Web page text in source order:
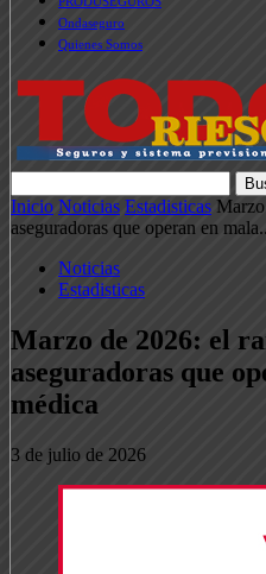
Ondaseguro
Quienes Somos
Inicio Noticias Estadisticas
aseguradoras que operan en
Noticias
Estadisticas
Marzo de 2026: el
aseguradoras que
médica
3 de julio de 2026